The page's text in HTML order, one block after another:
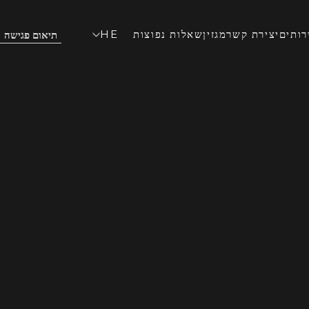
יצירת קשרמגזיןשאלות נפוצות HE תיאום פגישה